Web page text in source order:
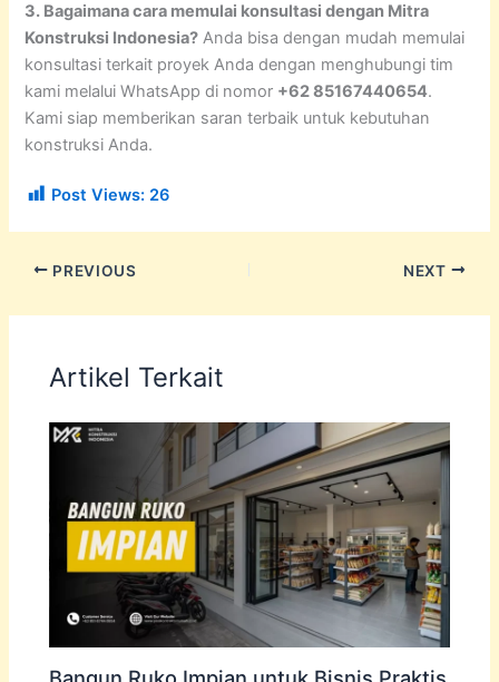
3. Bagaimana cara memulai konsultasi dengan Mitra
Konstruksi Indonesia? Anda bisa dengan mudah memulai
konsultasi terkait proyek Anda dengan menghubungi tim
kami melalui WhatsApp di nomor +62 85167440654.
Kami siap memberikan saran terbaik untuk kebutuhan
konstruksi Anda.
Post Views: 26
PREVIOUS NEXT
Artikel Terkait